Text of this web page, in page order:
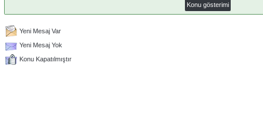
Yeni Mesaj Var
Yeni Mesaj Yok
Konu Kapatılmıştır